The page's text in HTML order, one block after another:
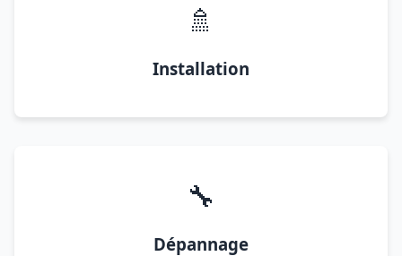
🚿
Installation
🔧
Dépannage